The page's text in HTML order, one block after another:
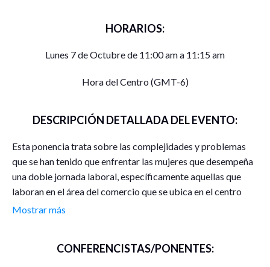
HORARIOS:
Lunes 7 de Octubre de 11:00 am a 11:15 am
Hora del Centro (GMT-6)
DESCRIPCIÓN DETALLADA DEL EVENTO:
Esta ponencia trata sobre las complejidades y problemas
que se han tenido que enfrentar las mujeres que desempeña
una doble jornada laboral, específicamente aquellas que
laboran en el área del comercio que se ubica en el centro
histórico de Zacatecas y que, además, tienen la
Mostrar más
CONFERENCISTAS/PONENTES: